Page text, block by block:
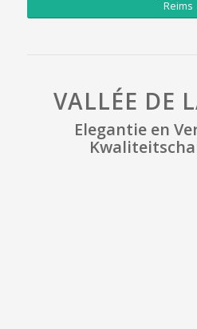
Reims
VALLÉE DE
Elegantie en